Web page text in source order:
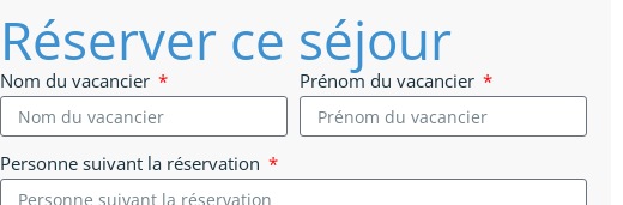
Réserver ce séjour
Nom du vacancier Prénom du vacancier
Personne suivant la réservation